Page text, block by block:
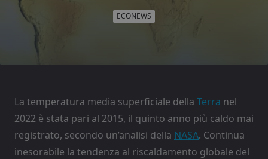
ECONEWS
La temperatura media superficiale della Terra nel
2022 è stata pari al 2015, il quinto anno più caldo mai
registrato, secondo un’analisi della NASA. Continua
inesorabile la tendenza al riscaldamento globale del